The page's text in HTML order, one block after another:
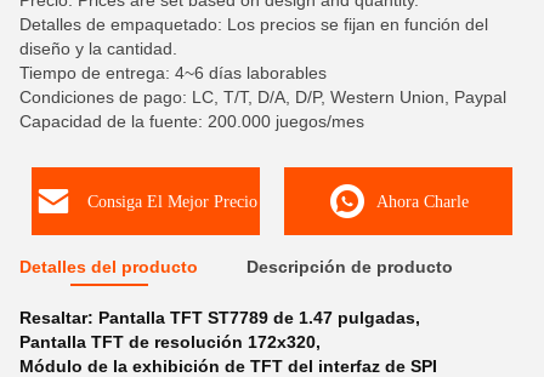
Detalles de empaquetado: Los precios se fijan en función del
diseño y la cantidad.
Tiempo de entrega: 4~6 días laborables
Condiciones de pago: LC, T/T, D/A, D/P, Western Union, Paypal
Capacidad de la fuente: 200.000 juegos/mes
Consiga El Mejor Precio Ahora Charle
Detalles del producto Descripción de producto
Resaltar: Pantalla TFT ST7789 de 1.47 pulgadas,
Pantalla TFT de resolución 172x320,
Módulo de la exhibición de TFT del interfaz de SPI